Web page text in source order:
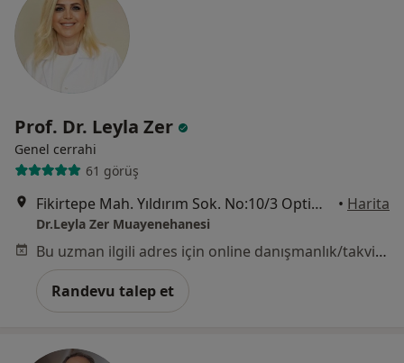
Prof. Dr. Leyla Zer
Genel cerrahi
61 görüş
Fikirtepe Mah. Yıldırım Sok. No:10/3 Optimist Rezidans. Kadıköy/ İSTANBUL, İstanbul • Harita
Dr.Leyla Zer Muayenehanesi
Bu uzman ilgili adres için online danışmanlık/takvim sunmuyor.
Randevu talep et